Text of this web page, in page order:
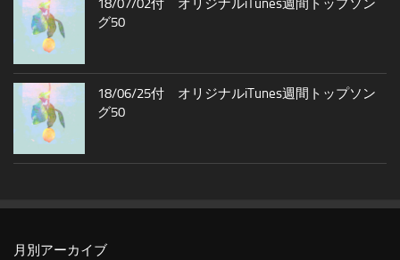
18/07/02付 オリジナルiTunes週間トップソン
グ50
18/06/25付 オリジナルiTunes週間トップソン
グ50
月別アーカイブ